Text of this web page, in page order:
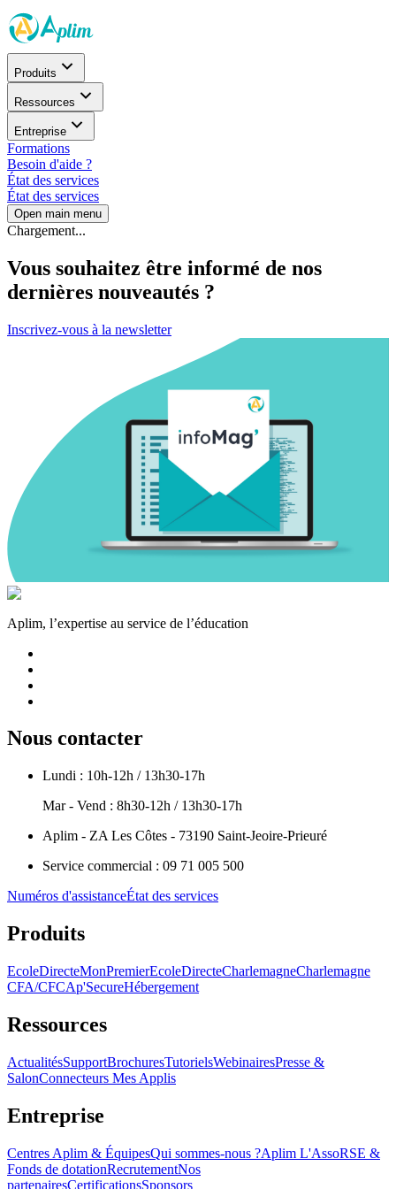
Produits
Ressources
Entreprise
Formations
Besoin d'aide ?
État des services
État des services
Open main menu
Chargement...
Vous souhaitez être informé de nos
dernières nouveautés ?
Inscrivez-vous à la newsletter
Aplim, l’expertise au service de l’éducation
Nous contacter
Lundi : 10h-12h / 13h30-17h
Mar - Vend : 8h30-12h / 13h30-17h
Aplim - ZA Les Côtes - 73190 Saint-Jeoire-Prieuré
Service commercial : 09 71 005 500
Numéros d'assistanceÉtat des services
Produits
EcoleDirecteMonPremierEcoleDirecteCharlemagneCharlemagne
CFA/CFCAp'SecureHébergement
Ressources
ActualitésSupportBrochuresTutorielsWebinairesPresse &
SalonConnecteurs Mes Applis
Entreprise
Centres Aplim & ÉquipesQui sommes-nous ?Aplim L'AssoRSE &
Fonds de dotationRecrutementNos
partenairesCertificationsSponsors